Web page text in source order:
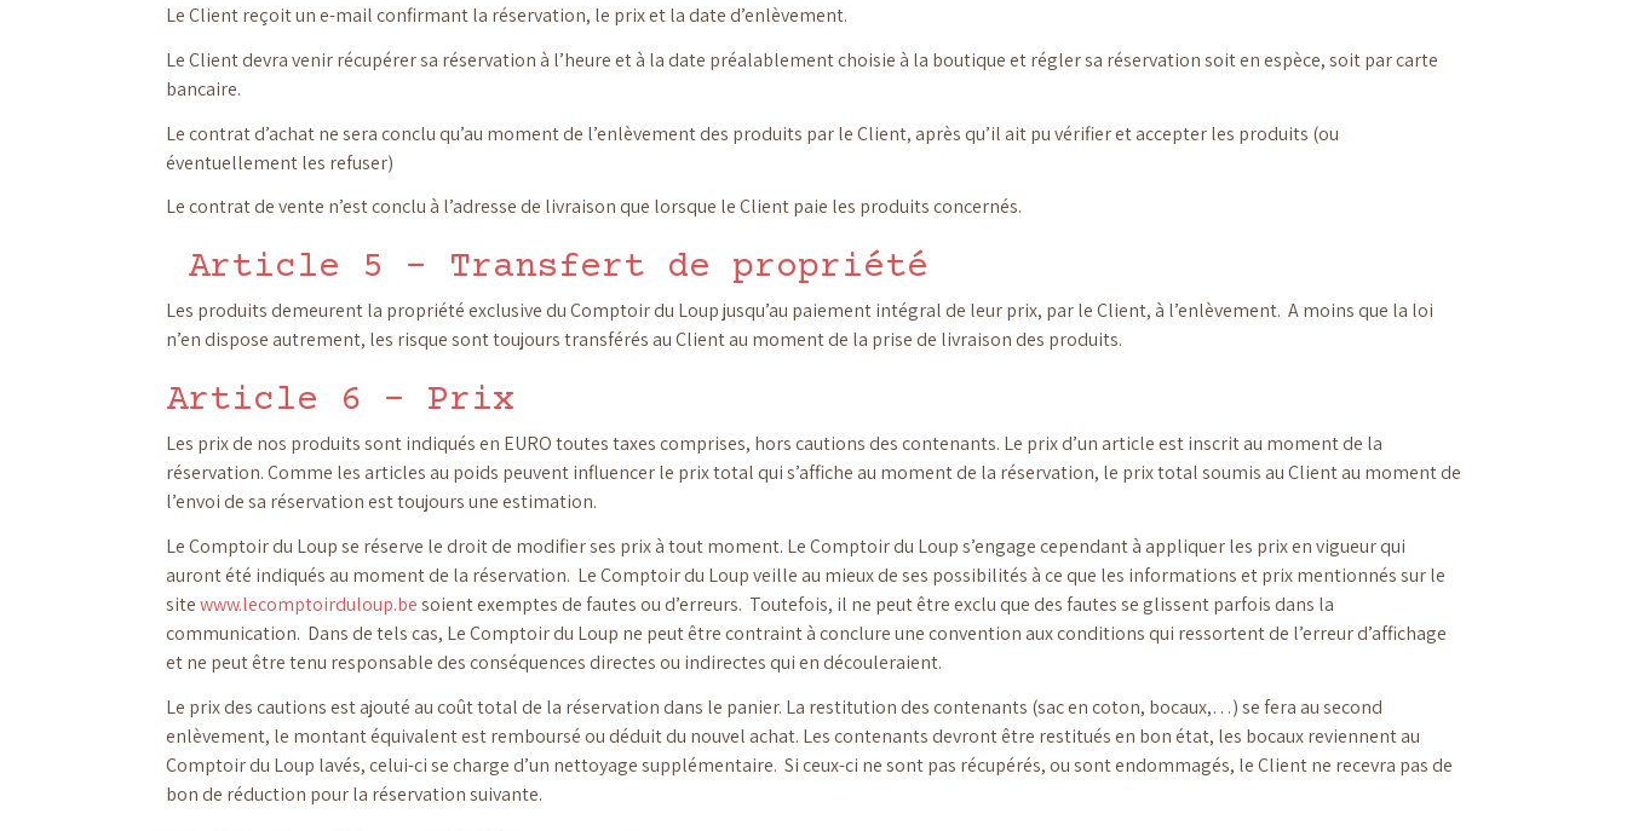
Le Client reçoit un e-mail confirmant la réservation, le prix et la date d’enlèvement.
Le Client devra venir récupérer sa réservation à l’heure et à la date préalablement choisie à la boutique et régler sa réservation soit en espèce, soit par carte
bancaire.
Le contrat d’achat ne sera conclu qu’au moment de l’enlèvement des produits par le Client, après qu’il ait pu vérifier et accepter les produits (ou
éventuellement les refuser)
Le contrat de vente n’est conclu à l’adresse de livraison que lorsque le Client paie les produits concernés.
Article 5 – Transfert de propriété
Les produits demeurent la propriété exclusive du Comptoir du Loup jusqu’au paiement intégral de leur prix, par le Client, à l’enlèvement. A moins que la loi
n’en dispose autrement, les risque sont toujours transférés au Client au moment de la prise de livraison des produits.
Article 6 – Prix
Les prix de nos produits sont indiqués en EURO toutes taxes comprises, hors cautions des contenants. Le prix d’un article est inscrit au moment de la
réservation. Comme les articles au poids peuvent influencer le prix total qui s’affiche au moment de la réservation, le prix total soumis au Client au moment de
l’envoi de sa réservation est toujours une estimation.
Le Comptoir du Loup se réserve le droit de modifier ses prix à tout moment. Le Comptoir du Loup s’engage cependant à appliquer les prix en vigueur qui
auront été indiqués au moment de la réservation. Le Comptoir du Loup veille au mieux de ses possibilités à ce que les informations et prix mentionnés sur le
sitewww.lecomptoirduloup.besoient exemptes de fautes ou d’erreurs. Toutefois, il ne peut être exclu que des fautes se glissent parfois dans la
communication. Dans de tels cas, Le Comptoir du Loup ne peut être contraint à conclure une convention aux conditions qui ressortent de l’erreur d’affichage
et ne peut être tenu responsable des conséquences directes ou indirectes qui en découleraient.
Le prix des cautions est ajouté au coût total de la réservation dans le panier. La restitution des contenants (sac en coton, bocaux,…) se fera au second
enlèvement, le montant équivalent est remboursé ou déduit du nouvel achat. Les contenants devront être restitués en bon état, les bocaux reviennent au
Comptoir du Loup lavés, celui-ci se charge d’un nettoyage supplémentaire. Si ceux-ci ne sont pas récupérés, ou sont endommagés, le Client ne recevra pas de
bon de réduction pour la réservation suivante.